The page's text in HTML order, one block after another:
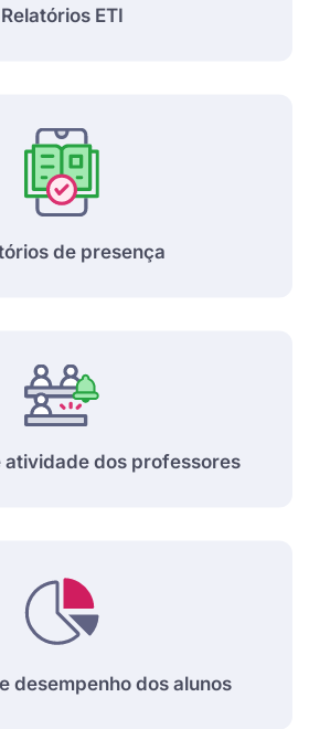
Relatórios ETI
de presença
atividade dos professores
desempenho dos alunos